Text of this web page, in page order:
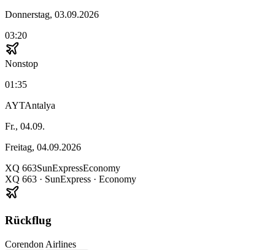
Donnerstag, 03.09.2026
03:20
Nonstop
01:35
AYTAntalya
Fr., 04.09.
Freitag, 04.09.2026
XQ 663SunExpressEconomy
XQ 663 · SunExpress · Economy
Rückflug
Corendon Airlines